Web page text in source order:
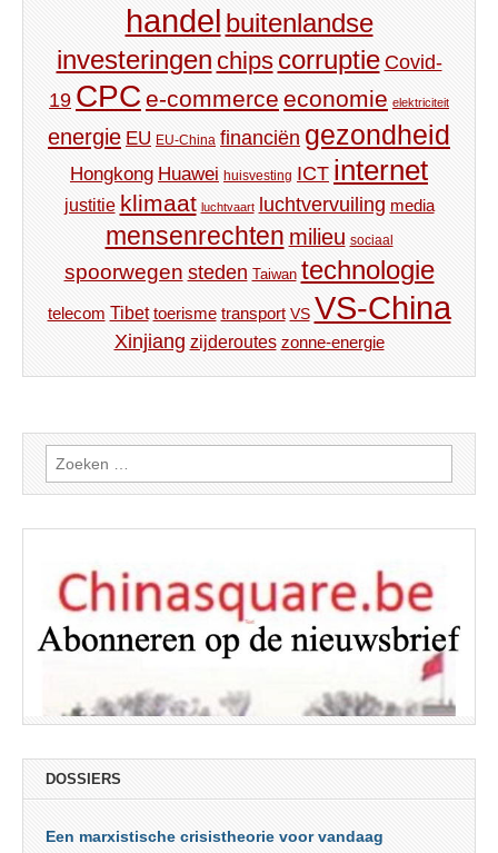
handel buitenlandse
investeringen chips corruptie Covid-
19 CPC e-commerce economie elektriciteit
energie EU EU-China financiën gezondheid
Hongkong Huawei huisvesting ICT internet
justitie klimaat luchtvaart luchtvervuiling media
mensenrechten milieu sociaal
spoorwegen steden Taiwan technologie
telecom Tibet toerisme transport VS VS-China
Xinjiang zijderoutes zonne-energie
Zoeken
naar:
DOSSIERS
Een marxistische crisistheorie voor vandaag